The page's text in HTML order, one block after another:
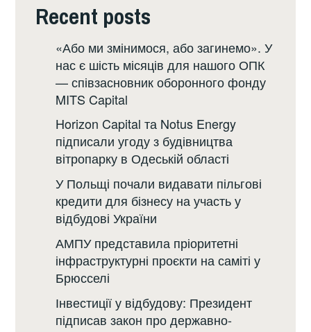
Recent posts
«Або ми змінимося, або загинемо». У
нас є шість місяців для нашого ОПК
— співзасновник оборонного фонду
MITS Capital
Horizon Capital та Notus Energy
підписали угоду з будівництва
вітропарку в Одеській області
У Польщі почали видавати пільгові
кредити для бізнесу на участь у
відбудові України
АМПУ представила пріоритетні
інфраструктурні проєкти на саміті у
Брюсселі
Інвестиції у відбудову: Президент
підписав закон про державно-